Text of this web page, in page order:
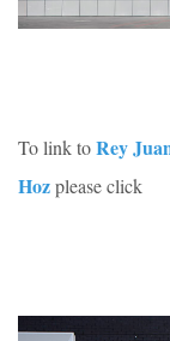
To link toRey
Hozplease click